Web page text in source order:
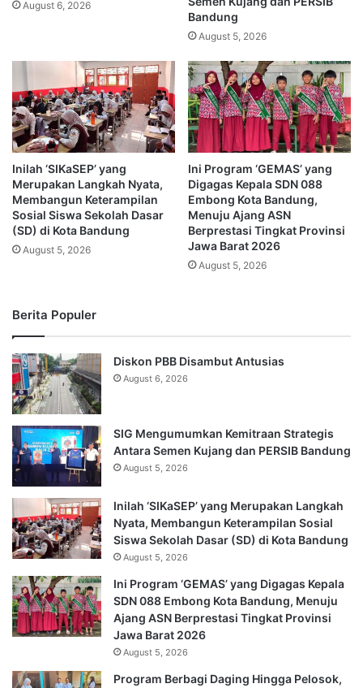
August 6, 2026
Bandung
August 5, 2026
Inilah ‘SIKaSEP’ yang
Merupakan Langkah Nyata,
Membangun Keterampilan
Sosial Siswa Sekolah Dasar
(SD) di Kota Bandung
August 5, 2026
Ini Program ‘GEMAS’ yang
Digagas Kepala SDN 088
Embong Kota Bandung,
Menuju Ajang ASN
Berprestasi Tingkat Provinsi
Jawa Barat 2026
August 5, 2026
Berita Populer
Diskon PBB Disambut Antusias
August 6, 2026
SIG Mengumumkan Kemitraan Strategis
Antara Semen Kujang dan PERSIB Bandung
August 5, 2026
Inilah ‘SIKaSEP’ yang Merupakan Langkah
Nyata, Membangun Keterampilan Sosial
Siswa Sekolah Dasar (SD) di Kota Bandung
August 5, 2026
Ini Program ‘GEMAS’ yang Digagas Kepala
SDN 088 Embong Kota Bandung, Menuju
Ajang ASN Berprestasi Tingkat Provinsi
Jawa Barat 2026
August 5, 2026
Program Berbagi Daging Hingga Pelosok,